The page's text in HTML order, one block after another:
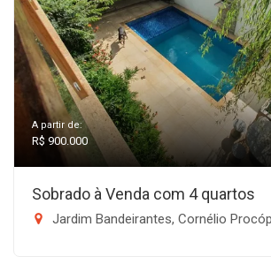
A partir de:
R$ 900.000
Sobrado à Venda com 4 quartos
Jardim Bandeirantes, Cornélio